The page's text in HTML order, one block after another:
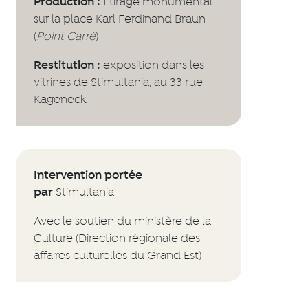
sur la place Karl Ferdinand Braun
(Point Carré)
Restitution :exposition dans les
vitrines de Stimultania, au 33 rue
Kageneck
Intervention portée
par Stimultania
Avec le soutien du ministère de la
Culture (Direction régionale des
affaires culturelles du Grand Est)